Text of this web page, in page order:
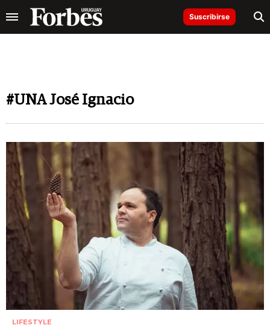
Suscribirse
#UNA José Ignacio
LIFESTYLE